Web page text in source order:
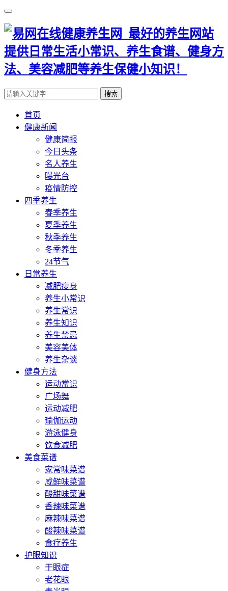
搜索
首页
健康新闻
健康简报
今日头条
名人养生
曝光台
疫情防控
四季养生
春季养生
夏季养生
秋季养生
冬季养生
24节气
日常养生
减肥瘦身
养生小常识
养生常识
养生知识
养生禁忌
美容美体
养生杂谈
健身方法
运动常识
广场舞
运动减肥
瑜伽运动
游泳健身
饮食减肥
美食菜谱
家常味菜谱
咸鲜味菜谱
酸甜味菜谱
香辣味菜谱
麻辣味菜谱
酸辣味菜谱
食疗养生
护眼知识
干眼症
老花眼